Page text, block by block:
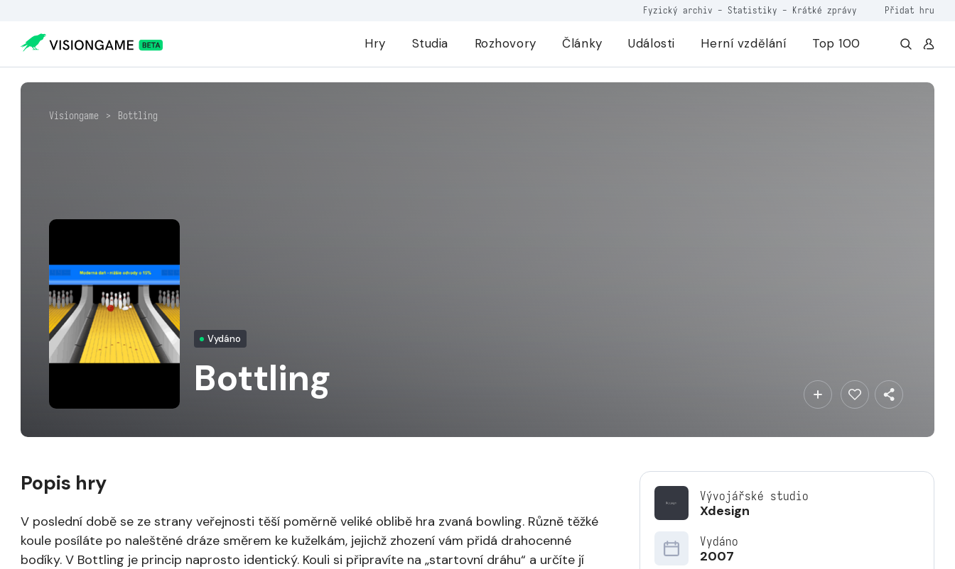
Fyzický archiv - Statistiky - Krátké zprávy Přidat hru
Hry Studia Rozhovory Články Události Herní vzdělání Top 100
Visiongame > Bottling
Vydáno
Bottling
Vývojářské studio
Xdesign
Vydáno
2007
Popis hry
V poslední době se ze strany veřejnosti těší poměrně veliké oblibě hra zvaná bowling. Různě těžké
koule posíláte po naleštěné dráze směrem ke kuželkám, jejichž zhození vám přidá drahocenné
bodíky. V Bottling je princip naprosto identický. Kouli si připravíte na „startovní dráhu“ a určíte jí